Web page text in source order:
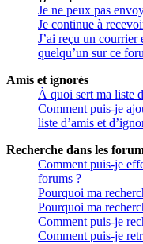
Je ne peux pas
Je continue à
J’ai reçu un courrier
quelqu’un sur ce
Amis et ignorés
À quoi sert ma liste
Comment puis-je
liste d’amis et
Recherche dans les
Comment puis-je
forums ?
Pourquoi ma
Pourquoi ma
Comment puis-je
Comment puis-je